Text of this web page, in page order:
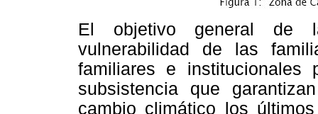
El objetivo general de
vulnerabilidad de las
familiares e institucionales
subsistencia que
cambio climático los